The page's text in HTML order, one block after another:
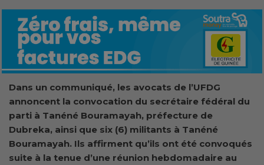
Dans un communiqué, les avocats de l’UFDG
annoncent la convocation du secrétaire fédéral du
parti à Tanéné Bouramayah, préfecture de
Dubreka, ainsi que six (6) militants à Tanéné
Bouramayah. Ils affirment qu’ils ont été convoqués
suite à la tenue d’une réunion hebdomadaire au